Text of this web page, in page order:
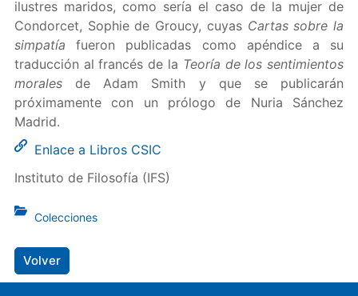
ilustres maridos, como sería el caso de la mujer de
Condorcet, Sophie de Groucy, cuyas Cartas sobre la
simpatía fueron publicadas como apéndice a su
traducción al francés de la Teoría de los sentimientos
moralesde Adam Smith y que se publicarán
próximamente con un prólogo de Nuria Sánchez
Madrid.
Enlace a Libros CSIC
Instituto de Filosofía (IFS)
Colecciones
Volver